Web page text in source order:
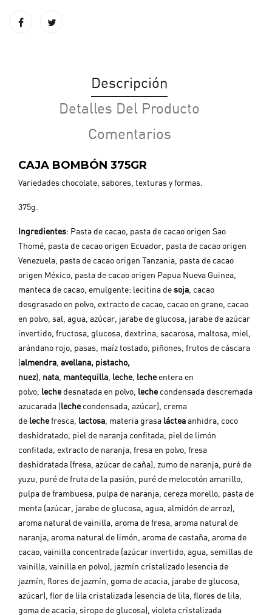
Descripción
Detalles Del Producto
Comentarios
CAJA BOMBÓN 375GR
Variedades chocolate, sabores, texturas y formas.
375g.
Ingredientes: Pasta de cacao, pasta de cacao origen Sao
Thomé, pasta de cacao origen Ecuador, pasta de cacao origen
Venezuela, pasta de cacao origen Tanzania, pasta de cacao
origen México, pasta de cacao origen Papua Nueva Guinea,
manteca de cacao, emulgente: lecitina de soja, cacao
desgrasado en polvo, extracto de cacao, cacao en grano, cacao
en polvo, sal, agua, azúcar, jarabe de glucosa, jarabe de azúcar
invertido, fructosa, glucosa, dextrina, sacarosa, maltosa, miel,
arándano rojo, pasas, maíz tostado, piñones, frutos de cáscara
(almendra, avellana, pistacho,
nuez), nata, mantequilla, leche, leche entera en
polvo, leche desnatada en polvo, leche condensada descremada
azucarada (leche condensada, azúcar), crema
de leche fresca, lactosa, materia grasa láctea anhidra, coco
deshidratado, piel de naranja confitada, piel de limón
confitada, extracto de naranja, fresa en polvo, fresa
deshidratada (fresa, azúcar de caña), zumo de naranja, puré de
yuzu, puré de fruta de la pasión, puré de melocotón amarillo,
pulpa de frambuesa, pulpa de naranja, cereza morello, pasta de
menta (azúcar, jarabe de glucosa, agua, almidón de arroz),
aroma natural de vainilla, aroma de fresa, aroma natural de
naranja, aroma natural de limón, aroma de castaña, aroma de
cacao, vainilla concentrada (azúcar invertido, agua, semillas de
vainilla, vainilla en polvo), jazmín cristalizado (esencia de
jazmín, flores de jazmín, goma de acacia, jarabe de glucosa,
azúcar), flor de lila cristalizada (esencia de lila, flores de lila,
goma de acacia, sirope de glucosa), violeta cristalizada